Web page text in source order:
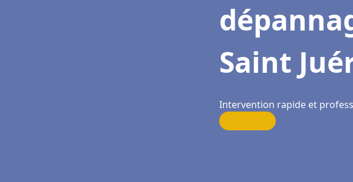
Saint
Intervention rapide et